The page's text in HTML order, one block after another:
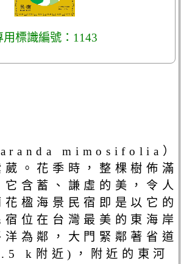
用標識編號：1143
mimosifolia）
葳。花季時，整棵樹佈滿
它含蓄、謙虛的美，令人
花楹海景民宿即是以它的
位在台灣最美的東海岸
為鄰，大門緊鄰著省道
k附近)，附近的東河